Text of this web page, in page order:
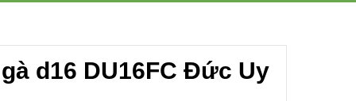
d16 DU16FC Đức Uy